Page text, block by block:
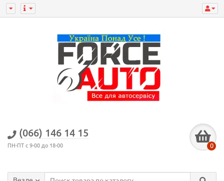
(066) 146 14 15
ПН-ПТ с 9-00 до 18-00 0